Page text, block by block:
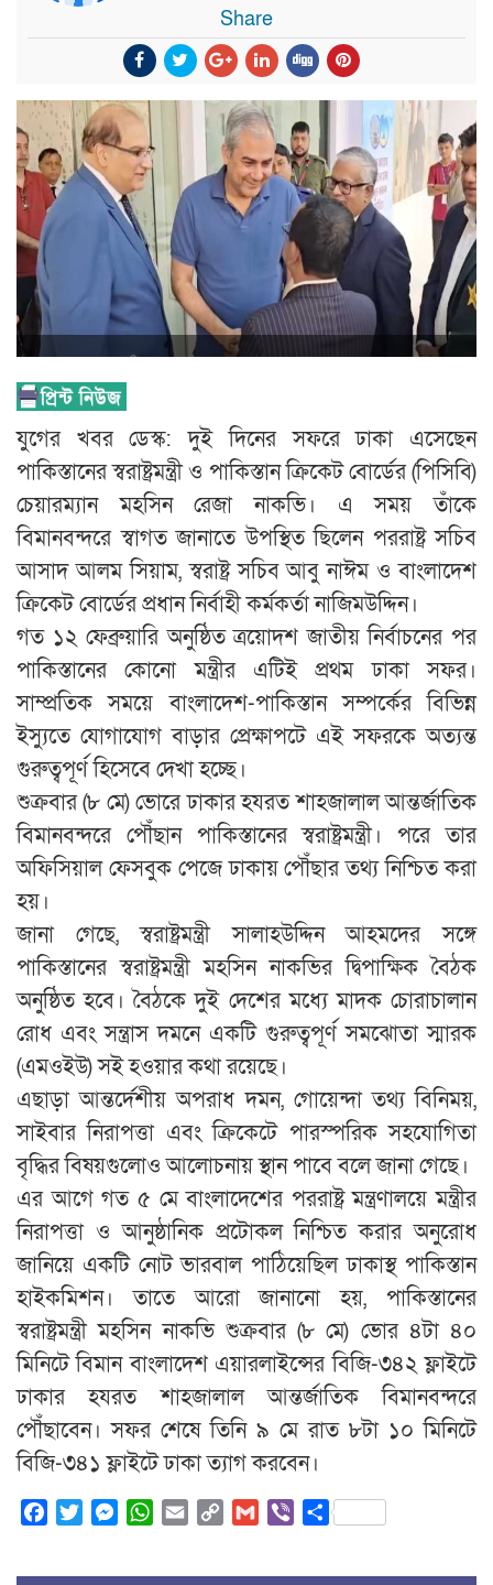
Share
যুগের খবর ডেস্ক: দুই দিনের সফরে ঢাকা এসেছেন
পাকিস্তানের স্বরাষ্ট্রমন্ত্রী ও পাকিস্তান ক্রিকেট বোর্ডের (পিসিবি)
চেয়ারম্যান মহসিন রেজা নাকভি। এ সময় তাঁকে
বিমানবন্দরে স্বাগত জানাতে উপস্থিত ছিলেন পররাষ্ট্র সচিব
আসাদ আলম সিয়াম, স্বরাষ্ট্র সচিব আবু নাঈম ও বাংলাদেশ
ক্রিকেট বোর্ডের প্রধান নির্বাহী কর্মকর্তা নাজিমউদ্দিন।
গত ১২ ফেব্রুয়ারি অনুষ্ঠিত ত্রয়োদশ জাতীয় নির্বাচনের পর
পাকিস্তানের কোনো মন্ত্রীর এটিই প্রথম ঢাকা সফর।
সাম্প্রতিক সময়ে বাংলাদেশ-পাকিস্তান সম্পর্কের বিভিন্ন
ইস্যুতে যোগাযোগ বাড়ার প্রেক্ষাপটে এই সফরকে অত্যন্ত
গুরুত্বপূর্ণ হিসেবে দেখা হচ্ছে।
শুক্রবার (৮ মে) ভোরে ঢাকার হযরত শাহজালাল আন্তর্জাতিক
বিমানবন্দরে পৌঁছান পাকিস্তানের স্বরাষ্ট্রমন্ত্রী। পরে তার
অফিসিয়াল ফেসবুক পেজে ঢাকায় পৌঁছার তথ্য নিশ্চিত করা
হয়।
জানা গেছে, স্বরাষ্ট্রমন্ত্রী সালাহউদ্দিন আহমদের সঙ্গে
পাকিস্তানের স্বরাষ্ট্রমন্ত্রী মহসিন নাকভির দ্বিপাক্ষিক বৈঠক
অনুষ্ঠিত হবে। বৈঠকে দুই দেশের মধ্যে মাদক চোরাচালান
রোধ এবং সন্ত্রাস দমনে একটি গুরুত্বপূর্ণ সমঝোতা স্মারক
(এমওইউ) সই হওয়ার কথা রয়েছে।
এছাড়া আন্তর্দেশীয় অপরাধ দমন, গোয়েন্দা তথ্য বিনিময়,
সাইবার নিরাপত্তা এবং ক্রিকেটে পারস্পরিক সহযোগিতা
বৃদ্ধির বিষয়গুলোও আলোচনায় স্থান পাবে বলে জানা গেছে।
এর আগে গত ৫ মে বাংলাদেশের পররাষ্ট্র মন্ত্রণালয়ে মন্ত্রীর
নিরাপত্তা ও আনুষ্ঠানিক প্রটোকল নিশ্চিত করার অনুরোধ
জানিয়ে একটি নোট ভারবাল পাঠিয়েছিল ঢাকাস্থ পাকিস্তান
হাইকমিশন। তাতে আরো জানানো হয়, পাকিস্তানের
স্বরাষ্ট্রমন্ত্রী মহসিন নাকভি শুক্রবার (৮ মে) ভোর ৪টা ৪০
মিনিটে বিমান বাংলাদেশ এয়ারলাইন্সের বিজি-৩৪২ ফ্লাইটে
ঢাকার হযরত শাহজালাল আন্তর্জাতিক বিমানবন্দরে
পৌঁছাবেন। সফর শেষে তিনি ৯ মে রাত ৮টা ১০ মিনিটে
বিজি-৩৪১ ফ্লাইটে ঢাকা ত্যাগ করবেন।
FacebookTwitterMessenger
WhatsApp
Email Copy
Gmail ViberShare